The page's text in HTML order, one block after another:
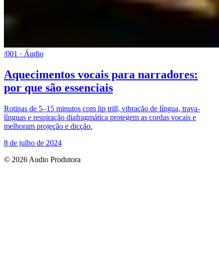
/001 · Áudio
Aquecimentos vocais para narradores:
por que são essenciais
Rotinas de 5–15 minutos com lip trill, vibração de língua, trava-
línguas e respiração diafragmática protegem as cordas vocais e
melhoram projeção e dicção.
8 de julho de 2024
© 2026 Audio Produtora